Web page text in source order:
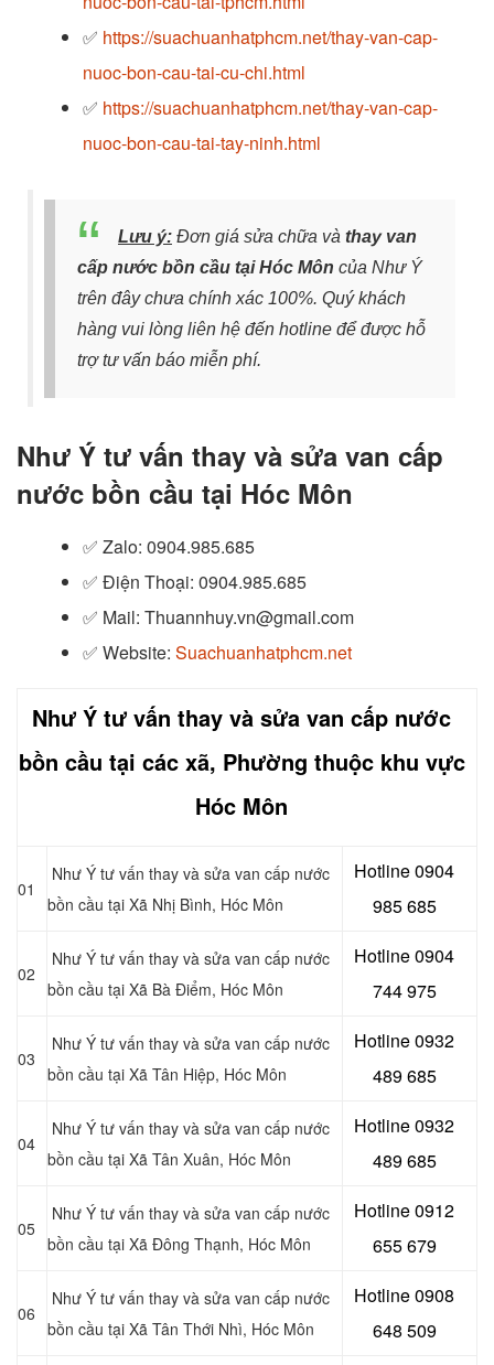
✅ https://suachuanhatphcm.net/thay-van-cap-
nuoc-bon-cau-tai-cu-chi.html
✅ https://suachuanhatphcm.net/thay-van-cap-
nuoc-bon-cau-tai-tay-ninh.html
Lưu ý: Đơn giá sửa chữa và thay van
cấp nước bồn cầu tại Hóc Môn của Như Ý
trên đây chưa chính xác 100%. Quý khách
hàng vui lòng liên hệ đến hotline để được hỗ
trợ tư vấn báo miễn phí.
Như Ý tư vấn thay và sửa van cấp
nước bồn cầu tại Hóc Môn
✅ Zalo: 0904.985.685
✅ Điện Thoại: 0904.985.685
✅ Mail: Thuannhuy.vn@gmail.com
✅ Website: Suachuanhatphcm.net
Như Ý tư vấn thay và sửa van cấp nước
bồn cầu tại các xã, Phường thuộc khu vực
Hóc Môn
01
Như Ý tư vấn thay và sửa van cấp nước
bồn cầu tại Xã Nhị Bình, Hóc Môn
Hotline 0904
985 685
02
Như Ý tư vấn thay và sửa van cấp nước
bồn cầu tại Xã Bà Điểm, Hóc Môn
Hotline 0904
744 975
03
Như Ý tư vấn thay và sửa van cấp nước
bồn cầu tại Xã Tân Hiệp, Hóc Môn
Hotline 0932
489 685
04
Như Ý tư vấn thay và sửa van cấp nước
bồn cầu tại Xã Tân Xuân, Hóc Môn
Hotline 0932
489 685
05
Như Ý tư vấn thay và sửa van cấp nước
bồn cầu tại Xã Đông Thạnh, Hóc Môn
Hotline 0912
655 679
06
Như Ý tư vấn thay và sửa van cấp nước
bồn cầu tại Xã Tân Thới Nhì, Hóc Môn
Hotline 0908
648 509